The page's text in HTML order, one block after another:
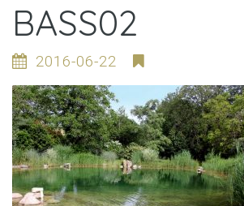
BASS02
2016-06-22